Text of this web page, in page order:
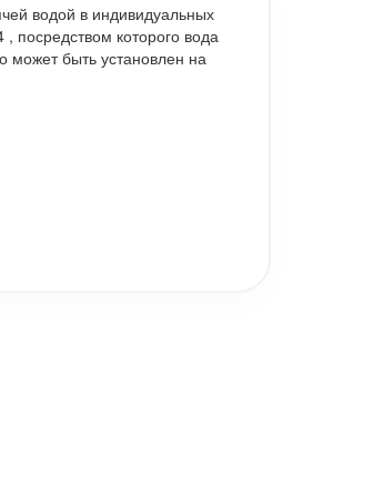
водой в индивидуальных
посредством которого вода
может быть установлен на